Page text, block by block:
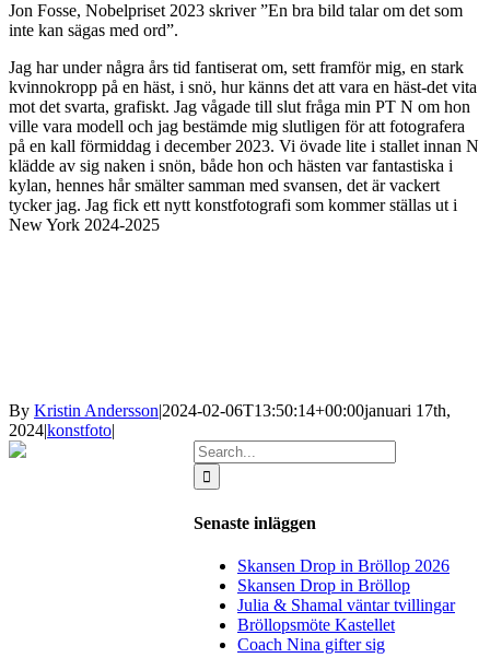
Image
Jon Fosse, Nobelpriset 2023 skriver ”En bra bild talar om det som
inte kan sägas med ord”.
Jag har under några års tid fantiserat om, sett framför mig, en stark
kvinnokropp på en häst, i snö, hur känns det att vara en häst-det vita
mot det svarta, grafiskt. Jag vågade till slut fråga min PT N om hon
ville vara modell och jag bestämde mig slutligen för att fotografera
på en kall förmiddag i december 2023. Vi övade lite i stallet innan N
klädde av sig naken i snön, både hon och hästen var fantastiska i
kylan, hennes hår smälter samman med svansen, det är vackert
tycker jag. Jag fick ett nytt konstfotografi som kommer ställas ut i
New York 2024-2025
By Kristin Andersson|2024-02-06T13:50:14+00:00januari 17th,
2024|konstfoto|
Search
for:
Senaste inläggen
Skansen Drop in Bröllop 2026
Skansen Drop in Bröllop
Julia & Shamal väntar tvillingar
Bröllopsmöte Kastellet
Coach Nina gifter sig